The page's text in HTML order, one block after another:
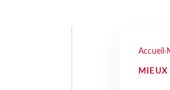
Accueil ›
MIEUX